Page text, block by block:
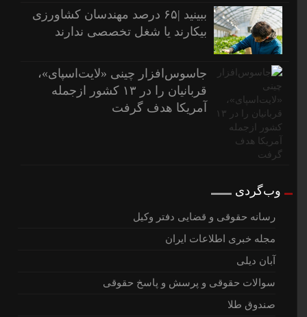
ببینید |۶۵ درصد مهندسان کشاورزی
بیکارند یا شغل تخصصی ندارند
جاسوس‌افزار چینی «لایت‌اسپای»،
قربانیان را در ۱۳ کشور ازجمله
آمریکا هدف گرفت
وب‌گردی
رسانه حقوقی و قضایی دفتر وکیل
مجله خبری اطلاعات ایران
آبان دیلی
سوالات حقوقی و پرسش و پاسخ حقوقی
صندوق طلا